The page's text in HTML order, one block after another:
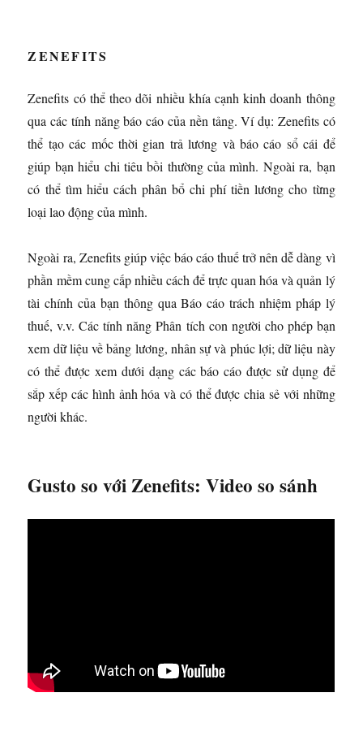
ZENEFITS
Zenefits có thể theo dõi nhiều khía cạnh kinh doanh thông
qua các tính năng báo cáo của nền tảng. Ví dụ: Zenefits có
thể tạo các mốc thời gian trả lương và báo cáo sổ cái để
giúp bạn hiểu chi tiêu bồi thường của mình. Ngoài ra, bạn
có thể tìm hiểu cách phân bổ chi phí tiền lương cho từng
loại lao động của mình.
Ngoài ra, Zenefits giúp việc báo cáo thuế trở nên dễ dàng vì
phần mềm cung cấp nhiều cách để trực quan hóa và quản lý
tài chính của bạn thông qua Báo cáo trách nhiệm pháp lý
thuế, v.v. Các tính năng Phân tích con người cho phép bạn
xem dữ liệu về bảng lương, nhân sự và phúc lợi; dữ liệu này
có thể được xem dưới dạng các báo cáo được sử dụng để
sắp xếp các hình ảnh hóa và có thể được chia sẻ với những
người khác.
Gusto so với Zenefits: Video so sánh